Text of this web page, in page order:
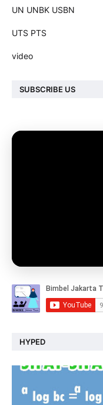
UN UNBK USBN
UTS PTS
video
SUBSCRIBE US
HYPED